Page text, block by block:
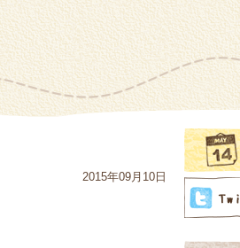
2015年09月10日